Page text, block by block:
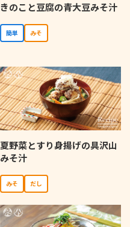
きのこと豆腐の青大豆みそ汁
簡単 みそ
夏野菜とすり身揚げの具沢山
みそ汁
みそ だし